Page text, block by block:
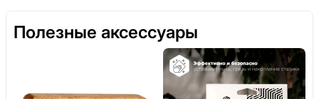
Полезные аксессуары